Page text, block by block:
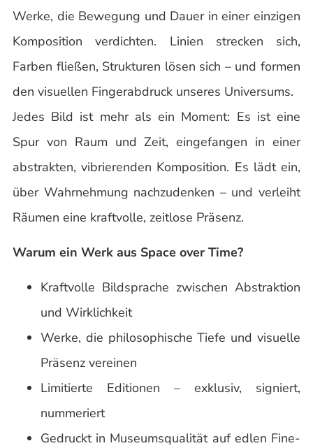
Werke, die Bewegung und Dauer in einer einzigen
Komposition verdichten. Linien strecken sich,
Farben fließen, Strukturen lösen sich – und formen
den visuellen Fingerabdruck unseres Universums.
Jedes Bild ist mehr als ein Moment: Es ist eine
Spur von Raum und Zeit, eingefangen in einer
abstrakten, vibrierenden Komposition. Es lädt ein,
über Wahrnehmung nachzudenken – und verleiht
Räumen eine kraftvolle, zeitlose Präsenz.
Warum ein Werk aus Space over Time?
Kraftvolle Bildsprache zwischen Abstraktion
und Wirklichkeit
Werke, die philosophische Tiefe und visuelle
Präsenz vereinen
Limitierte Editionen – exklusiv, signiert,
nummeriert
Gedruckt in Museumsqualität auf edlen Fine-